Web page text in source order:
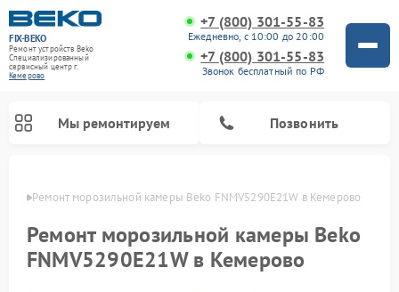
FIX-BEKO
Ремонт устройств Beko
Специализированный
cервисный центр г.
Кемерово
+7 (800) 301-55-83
Ежедневно, с 10:00 до 20:00
+7 (800) 301-55-83
Звонок бесплатный по РФ
Мы ремонтируем Позвонить
Ремонт морозильной камеры Beko FNMV5290E21W в Кемерово
Ремонт морозильной камеры Beko
FNMV5290E21W в Кемерово